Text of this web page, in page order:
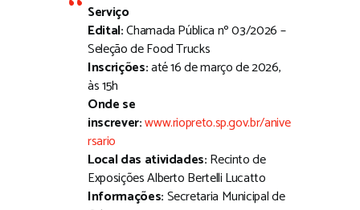
Serviço
Edital:Chamada Pública nº 03/2026 –
Seleção de Food Trucks
Inscrições:até 16 de março de 2026,
às 15h
Onde se
inscrever:www.riopreto.sp.gov.br/anive
rsario
Local das atividades:Recinto de
Exposições Alberto Bertelli Lucatto
Informações:Secretaria Municipal de